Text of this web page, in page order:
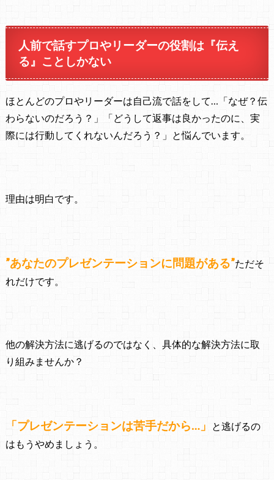
人前で話すプロやリーダーの役割は『伝え
る』ことしかない
ほとんどのプロやリーダーは自己流で話をして… 「なぜ？伝
わらないのだろう？」
「どうして返事は良かったのに、実
際には行動してくれないんだろう？」 と悩んでいます。
理由は明白です。
”あなたのプレゼンテーションに問題がある”ただそ
れだけです。
他の解決方法に逃げるのではなく、 具体的な解決方法に取
り組みませんか？
「プレゼンテーションは苦手だから…」
と逃げるの
はもうやめましょう。